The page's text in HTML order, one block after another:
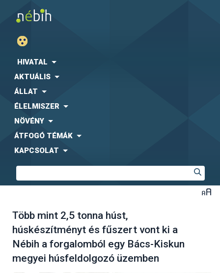
HIVATAL
AKTUÁLIS
ÁLLAT
ÉLELMISZER
NÖVÉNY
ÁTFOGÓ TÉMÁK
KAPCSOLAT
Több mint 2,5 tonna húst,
húskészítményt és fűszert vont ki a
Nébih a forgalomból egy Bács-Kiskun
megyei húsfeldolgozó üzemben